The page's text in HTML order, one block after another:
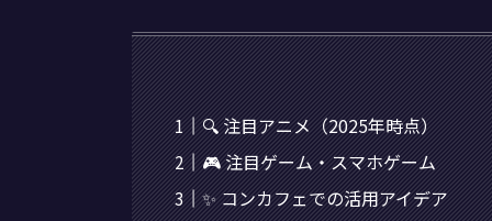
🔍 注目アニメ（2025年時点）
🎮 注目ゲーム・スマホゲーム
✨ コンカフェでの活用アイデア